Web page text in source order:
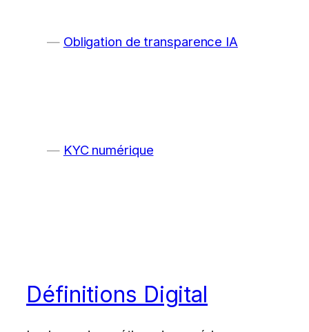
Obligation de transparence IA
KYC numérique
Définitions Digital